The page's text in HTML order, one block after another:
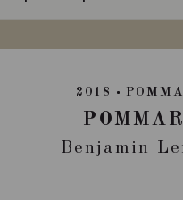
2018
Benjamin